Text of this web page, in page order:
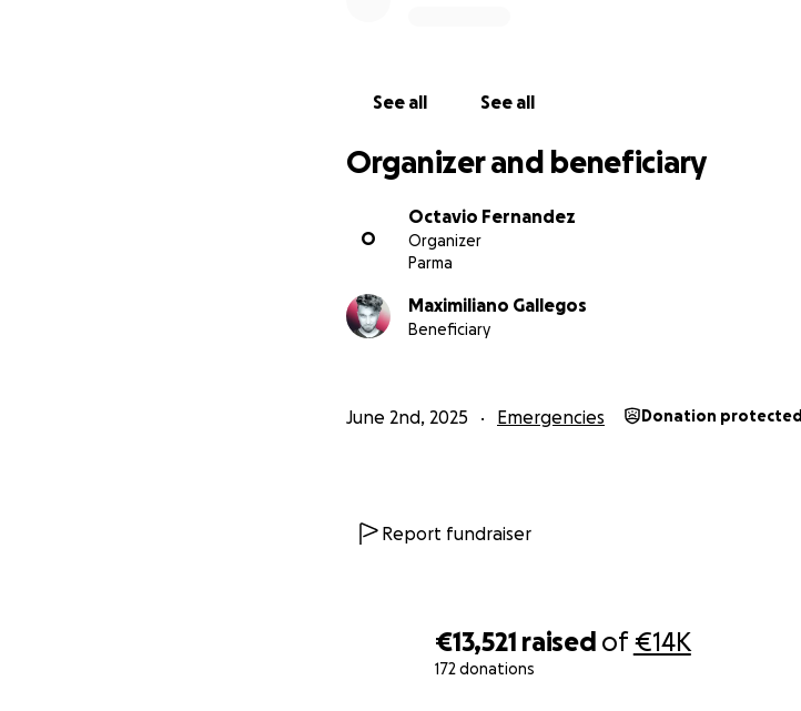
€13,521 raised of€14K
172 donations
See all See all
Organizer and beneficiary
O
Octavio Fernandez
Organizer
Parma
Maximiliano Gallegos
Beneficiary
June 2nd, 2025 Emergencies Donation protected
Report fundraiser